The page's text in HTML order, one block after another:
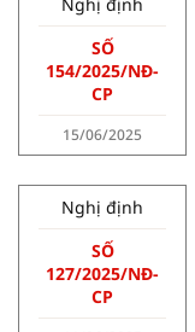
SỐ
154/2025/NĐ-
CP
15/06/2025
Nghị định
SỐ
127/2025/NĐ-
CP